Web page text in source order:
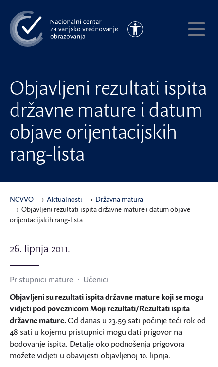
na
glavni
sadržaj
Pristupačnost
Objavljeni rezultati ispita
državne mature i datum
objave orijentacijskih
rang-lista
NCVVO Aktualnosti
Državna matura
Objavljeni rezultati ispita državne mature i datum objave
orijentacijskih rang-lista
26. lipnja 2011.
Pristupnici mature
Učenici
Objavljeni su rezultati ispita državne mature koji se mogu
vidjeti pod poveznicom Moji rezultati/Rezultati ispita
državne mature.Od danas u 23.59 sati počinje teći rok od
48 sati u kojemu pristupnici mogu dati prigovor na
bodovanje ispita. Detalje oko podnošenja prigovora
možete vidjeti u obavijesti objavljenoj 10. lipnja.